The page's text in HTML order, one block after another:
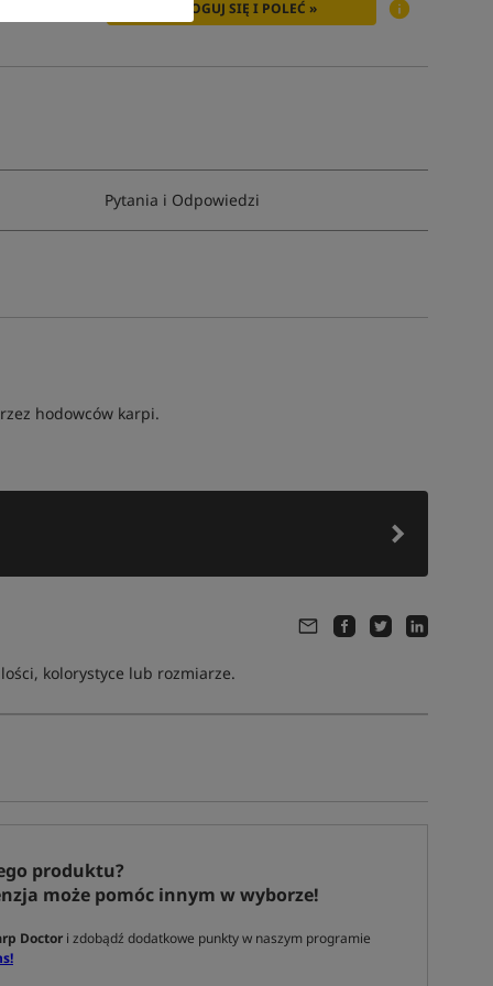
ZALOGUJ SIĘ I POLEĆ »
Pytania i Odpowiedzi
hodowców karpi.
kolorystyce lub rozmiarze.
produktu?
może pomóc innym w wyborze!
Doctor i zdobądź dodatkowe punkty w naszym programie